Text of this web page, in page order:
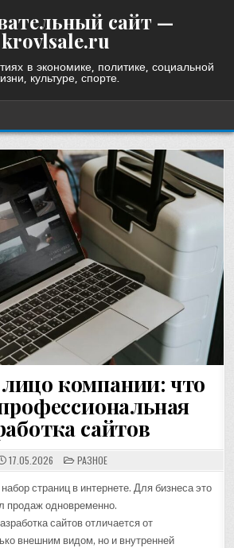
сайт —
krovlsale.ru
в экономике, политике, социальной
культуре, спорте.
компании: что
сайтов
17.05.2026 POSTED
IN
РАЗНОЕ
страниц в интернете. Для бизнеса это
продаж одновременно.
сайтов отличается от
внешним видом, но и внутренней